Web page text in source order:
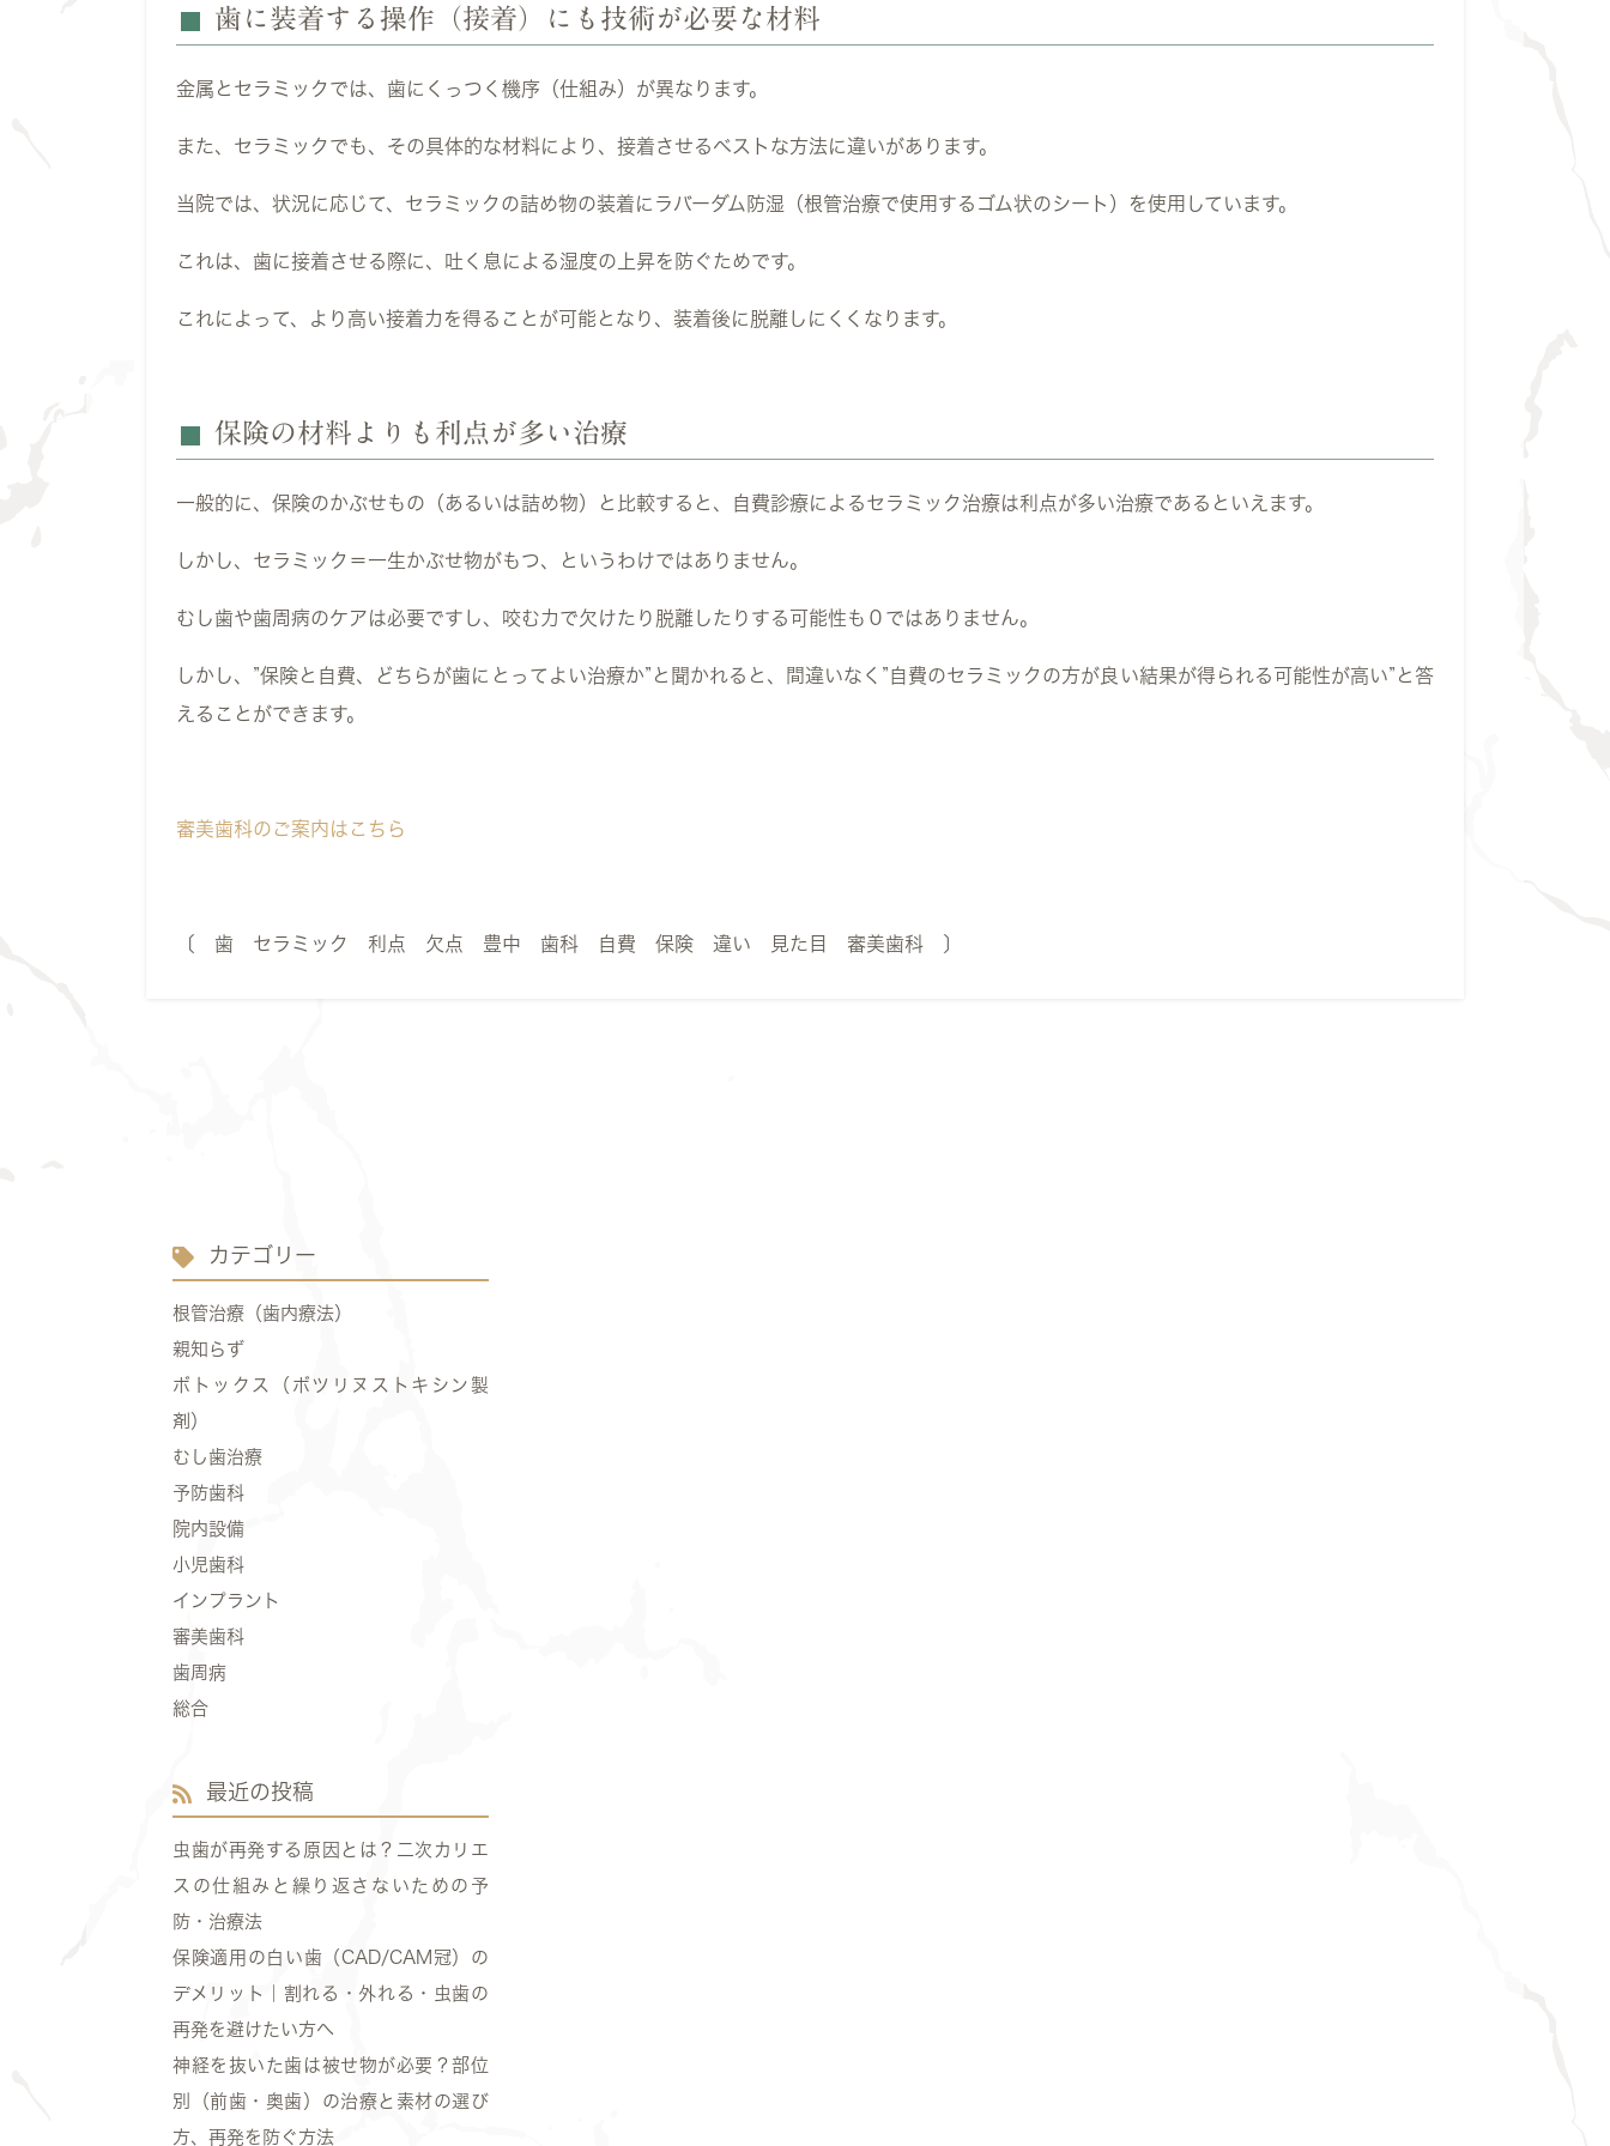
歯に装着する操作（接着）にも技術が必要な材料
金属とセラミックでは、歯にくっつく機序（仕組み）が異なります。
また、セラミックでも、その具体的な材料により、接着させるベストな方法に違いがあります。
当院では、状況に応じて、セラミックの詰め物の装着にラバーダム防湿（根管治療で使用するゴム状のシート）を使用しています。
これは、歯に接着させる際に、吐く息による湿度の上昇を防ぐためです。
これによって、より高い接着力を得ることが可能となり、装着後に脱離しにくくなります。
保険の材料よりも利点が多い治療
一般的に、保険のかぶせもの（あるいは詰め物）と比較すると、自費診療によるセラミック治療は利点が多い治療であるといえます。
しかし、セラミック＝一生かぶせ物がもつ、というわけではありません。
むし歯や歯周病のケアは必要ですし、咬む力で欠けたり脱離したりする可能性も０ではありません。
しかし、”保険と自費、どちらが歯にとってよい治療か”と聞かれると、間違いなく”自費のセラミックの方が良い結果が得られる可能性が高い”と答
えることができます。
審美歯科のご案内はこちら
〔 歯 セラミック 利点 欠点 豊中 歯科 自費 保険 違い 見た目 審美歯科 〕
カテゴリー
根管治療（歯内療法）
親知らず
ボトックス（ボツリヌストキシン製
剤）
むし歯治療
予防歯科
院内設備
小児歯科
インプラント
審美歯科
歯周病
総合
最近の投稿
虫歯が再発する原因とは？二次カリエ
スの仕組みと繰り返さないための予
防・治療法
保険適用の白い歯（CAD/CAM冠）の
デメリット｜割れる・外れる・虫歯の
再発を避けたい方へ
神経を抜いた歯は被せ物が必要？部位
別（前歯・奥歯）の治療と素材の選び
方、再発を防ぐ方法